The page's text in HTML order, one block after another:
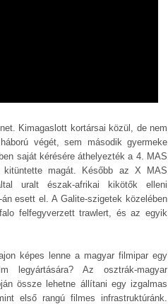
Kimagaslott kortársai közül, de nem
végét, sem második gyermeke
saját kérésére áthelyezték a 4. MAS
kitüntette magát. Később az X MAS
uralt észak-afrikai kikötők elleni
esett el. A Galite-szigetek közelében
felfegyverzett trawlert, és az egyik
képes lenne a magyar filmipar egy
legyártására? Az osztrák-magyar
össze lehetne állítani egy izgalmas
első rangú filmes infrastruktúránk.